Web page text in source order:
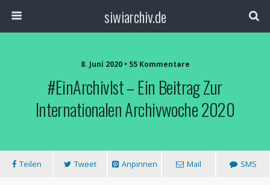
siwiarchiv.de
8. Juni 2020 • 55 Kommentare
#EinArchivIst – Ein Beitrag Zur
Internationalen Archivwoche 2020
Teilen Tweet Anpinnen Mail SMS